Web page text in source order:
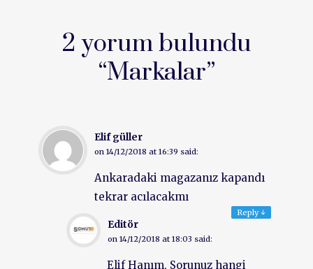
2 yorum bulundu
“Markalar”
Elif güller
on 14/12/2018 at 16:39 said:
Ankaradaki magazanız kapandı
tekrar acılacakmı
Reply↓
Editör
on 14/12/2018 at 18:03 said:
Elif Hanım, Sorunuz hangi